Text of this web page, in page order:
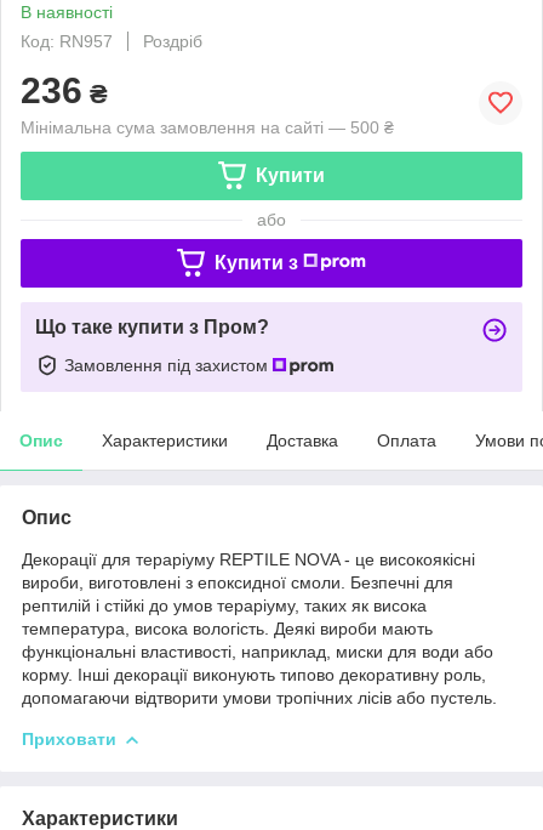
В наявності
Код: RN957
Роздріб
236 ₴
Мінімальна сума замовлення на сайті — 500 ₴
Купити
або
Купити з
Що таке купити з Пром?
Замовлення під захистом
Опис Характеристики Доставка Оплата Умови
Опис
Декорації для тераріуму REPTILE NOVA - це високоякісні
вироби, виготовлені з епоксидної смоли. Безпечні для
рептилій і стійкі до умов тераріуму, таких як висока
температура, висока вологість. Деякі вироби мають
функціональні властивості, наприклад, миски для води або
корму. Інші декорації виконують типово декоративну роль,
допомагаючи відтворити умови тропічних лісів або пустель.
Приховати
Характеристики